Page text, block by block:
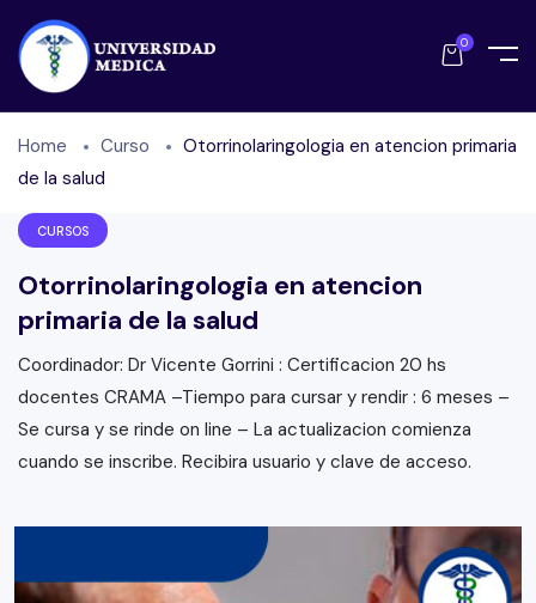
0
Home Curso
Otorrinolaringologia en atencion primaria
de la salud
CURSOS
Otorrinolaringologia en atencion
primaria de la salud
Coordinador: Dr Vicente Gorrini : Certificacion 20 hs
docentes CRAMA –Tiempo para cursar y rendir : 6 meses –
Se cursa y se rinde on line – La actualizacion comienza
cuando se inscribe. Recibira usuario y clave de acceso.